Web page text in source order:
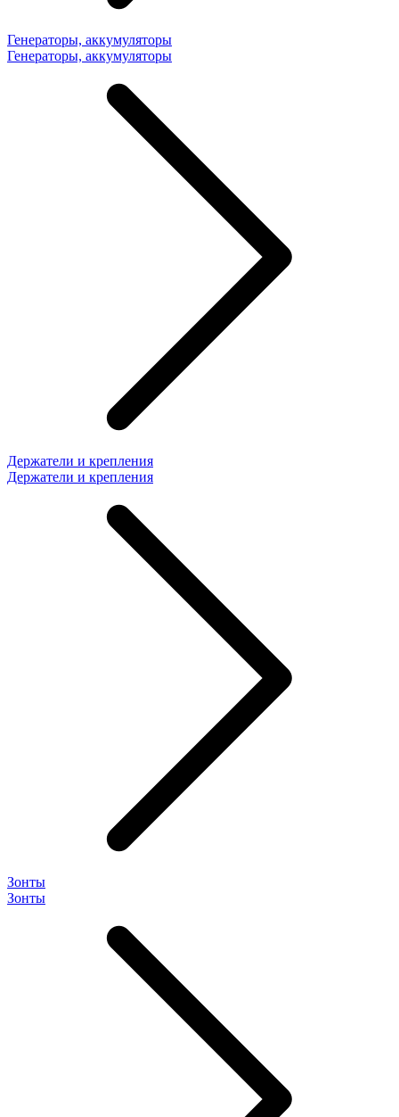
Генераторы, аккумуляторы
Генераторы, аккумуляторы
Держатели и крепления
Держатели и крепления
Зонты
Зонты